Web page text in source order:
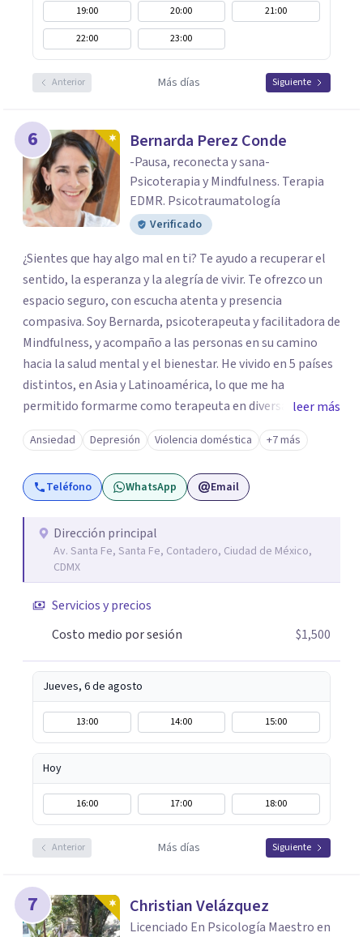
19:00 20:00
21:00
22:00
23:00
Anterior Más días Siguiente
6 Bernarda Perez Conde
-Pausa, reconecta y sana-
Psicoterapia y Mindfulness. Terapia
EDMR. Psicotraumatología
Verificado
¿Sientes que hay algo mal en ti? Te ayudo a recuperar el
sentido, la esperanza y la alegría de vivir. Te ofrezco un
espacio seguro, con escucha atenta y presencia
compasiva. Soy Bernarda, psicoterapeuta y facilitadora de
Mindfulness, y acompaño a las personas en su camino
hacia la salud mental y el bienestar. He vivido en 5 países
distintos, en Asia y Latinoamérica, lo que me ha
permitido formarme como terapeuta en diversas
técnicas e idiomas y trabajar con personas de un amplio
espectro de culturas, historias y profesiones. Al ser
promotora de Mindfulness como habilitador para una
vida más satisfactoria, mi proceso de psicoterapia se
para explorar tus procesos mentales y emocionales con
mayor claridad, perspectiva y amabilidad.
leer más
Ansiedad Depresión Violencia doméstica +7 más
Teléfono WhatsApp Email
Dirección principal
Av. Santa Fe, Santa Fe, Contadero, Ciudad de México,
CDMX
Servicios y precios
Costo medio por sesión
$1,500
Jueves, 6 de agosto
13:00 14:00 15:00
Hoy
16:00 17:00 18:00
Anterior Más días Siguiente
7 Christian Velázquez
Licenciado En Psicología Maestro en